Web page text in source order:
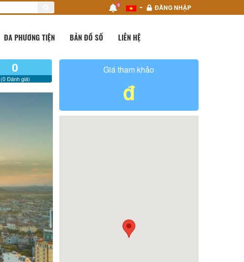
0 ĐĂNG NHẬP
ĐA PHƯƠNG TIỆN BẢN ĐỒ SỐ LIÊN HỆ
0
(0 Đánh giá)
Giá tham khảo
đ